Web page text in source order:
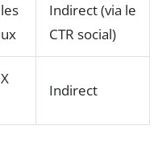
Indirect (via le
CTR social)
Indirect